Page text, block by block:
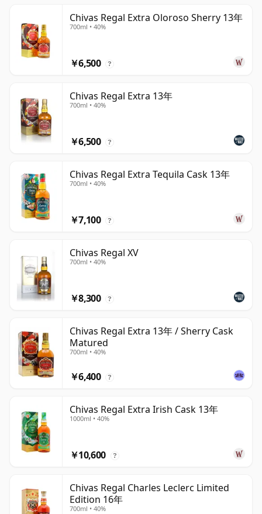
Chivas Regal Extra Oloroso Sherry 13年
700ml • 40%
￥6,500 ?
Chivas Regal Extra 13年
700ml • 40%
￥6,500 ?
Chivas Regal Extra Tequila Cask 13年
700ml • 40%
￥7,100 ?
Chivas Regal XV
700ml • 40%
￥8,300 ?
Chivas Regal Extra 13年 / Sherry Cask
Matured
700ml • 40%
￥6,400 ?
Chivas Regal Extra Irish Cask 13年
1000ml • 40%
￥10,600 ?
Chivas Regal Charles Leclerc Limited
Edition 16年
700ml • 40%